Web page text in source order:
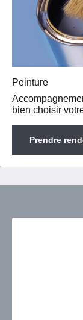
Peinture
bien choisir
Prendre